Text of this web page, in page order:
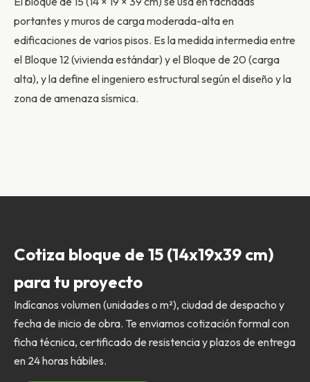
portantes y muros de carga moderada-alta en
edificaciones de varios pisos. Es la medida intermedia entre
el Bloque 12 (vivienda estándar) y el Bloque de 20 (carga
alta), y la define el ingeniero estructural según el diseño y la
zona de amenaza sísmica.
Cotiza bloque de 15 (14x19x39 cm)
para tu proyecto
Indícanos volumen (unidades o m²), ciudad de despacho y
fecha de inicio de obra. Te enviamos cotización formal con
ficha técnica, certificado de resistencia y plazos de entrega
en 24 horas hábiles.